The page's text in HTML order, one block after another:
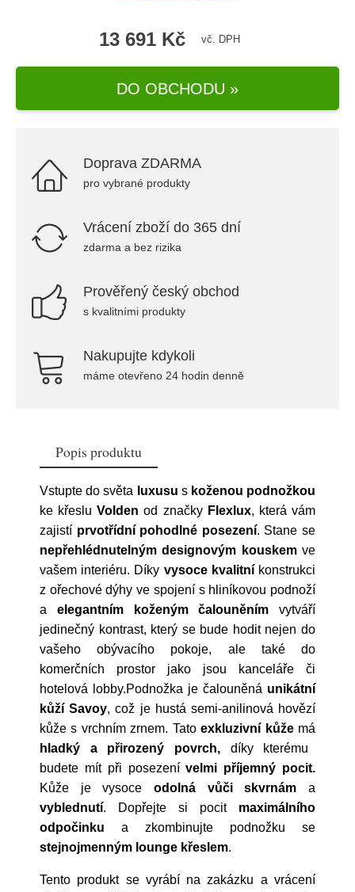
13 691 Kč vč. DPH
DO OBCHODU »
Doprava ZDARMA
pro vybrané produkty
Vrácení zboží do 365 dní
zdarma a bez rizika
Prověřený český obchod
s kvalitními produkty
Nakupujte kdykoli
máme otevřeno 24 hodin denně
Popis produktu
Vstupte do světa luxusu s koženou podnožkou
ke křesluVolden od značky Flexlux, která vám
zajistí prvotřídní pohodlné posezení. Stane se
nepřehlédnutelným designovým kouskemve
vašem interiéru. Díky vysoce kvalitníkonstrukci
z ořechové dýhy ve spojení s hliníkovou podnoží
a elegantním koženým čalouněním vytváří
jedinečný kontrast, který se bude hodit nejen do
vašeho obývacího pokoje, ale také do
komerčních prostor jako jsou kanceláře či
hotelová lobby.Podnožka je čalouněná unikátní
kůží Savoy, což je hustá semi-anilinová hovězí
kůže s vrchním zrnem. Tatoexkluzivní kůže má
hladký a přirozený povrch, díky kterému
budete mít při posezenívelmi příjemný pocit.
Kůže je vysoce odolná vůči skvrnám a
vyblednutí. Dopřejte si pocit maximálního
odpočinku a zkombinujte podnožku se
stejnojmenným lounge křeslem.
Tento produkt se vyrábí na zakázku a vrácení